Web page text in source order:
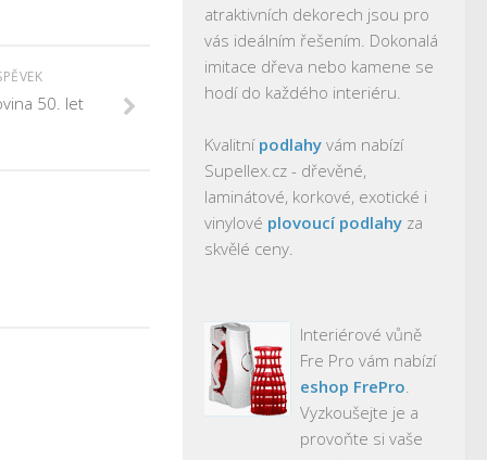
50. let
atraktivních dekorech jsou pro
vás ideálním řešením. Dokonalá
imitace dřeva nebo kamene se
hodí do každého interiéru.
Kvalitní podlahy vám nabízí
Supellex.cz - dřevěné,
laminátové, korkové, exotické i
vinylové plovoucí podlahy za
skvělé ceny.
Interiérové vůně
Fre Pro vám nabízí
eshop FrePro.
Vyzkoušejte je a
provoňte si vaše